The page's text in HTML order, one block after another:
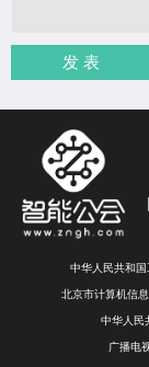
发 表
中华人民共和国
北京市计算机信
中华人民
广播电